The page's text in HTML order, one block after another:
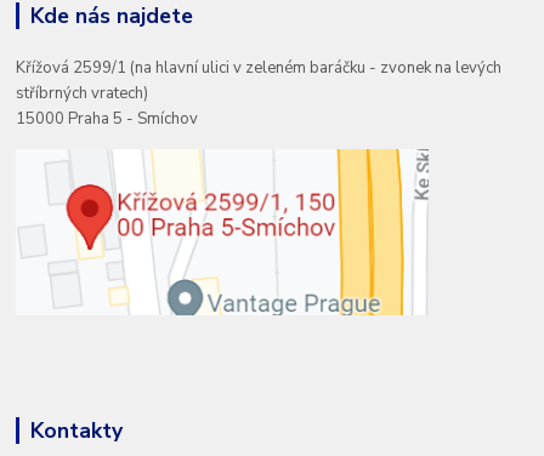
Kde nás najdete
Křížová 2599/1 (na hlavní ulici v zeleném baráčku - zvonek na levých
stříbrných vratech)
15000 Praha 5 - Smíchov
Kontakty